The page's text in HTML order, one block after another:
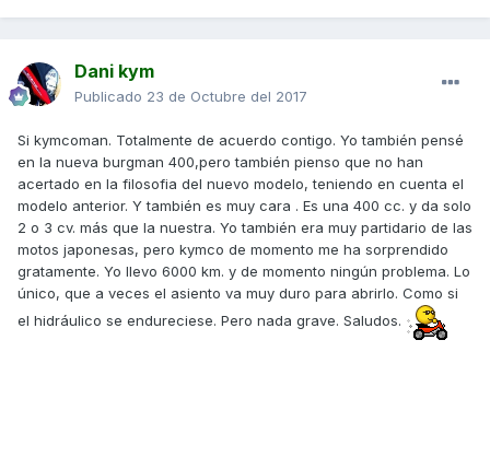
Dani kym
Publicado 23 de Octubre del 2017
Si kymcoman. Totalmente de acuerdo contigo. Yo también pensé
en la nueva burgman 400,pero también pienso que no han
acertado en la filosofia del nuevo modelo, teniendo en cuenta el
modelo anterior. Y también es muy cara . Es una 400 cc. y da solo
2 o 3 cv. más que la nuestra. Yo también era muy partidario de las
motos japonesas, pero kymco de momento me ha sorprendido
gratamente. Yo llevo 6000 km. y de momento ningún problema. Lo
único, que a veces el asiento va muy duro para abrirlo. Como si
el hidráulico se endureciese. Pero nada grave. Saludos.